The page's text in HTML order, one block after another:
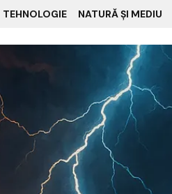
TEHNOLOGIE NATURĂ ȘI MEDIU